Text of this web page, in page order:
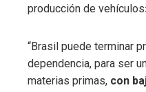
producción de
“Brasil puede terminar
dependencia, para ser
materias primas, con